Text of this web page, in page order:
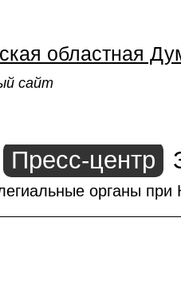
областная
сайт
Пресс-центр
органы при